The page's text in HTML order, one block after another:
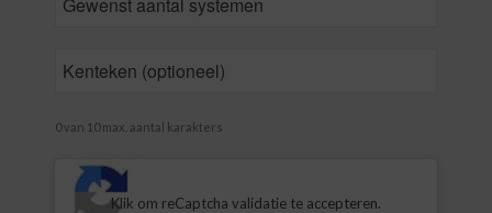
of
plate
0 van 10 max. aantal karakters
CAPTCHA
Klik om reCaptcha validatie te accepteren.